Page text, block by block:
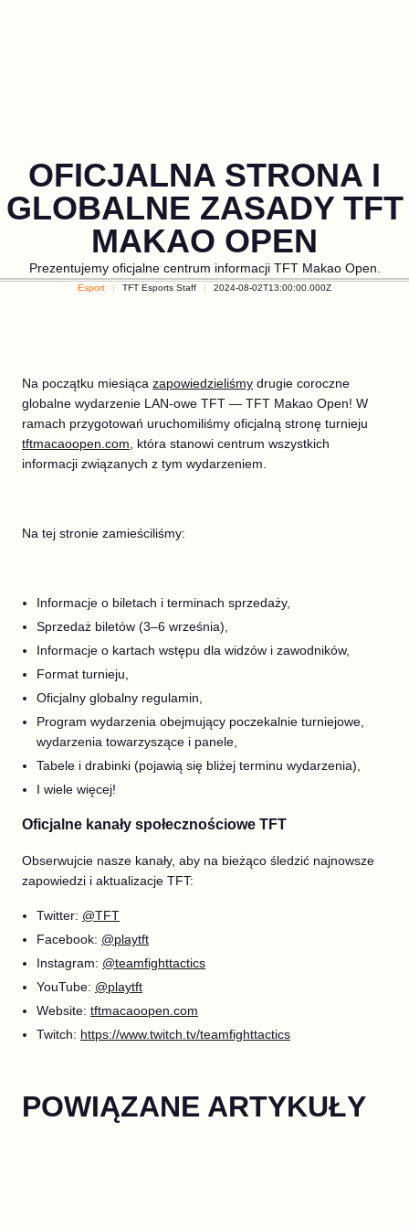
OFICJALNA STRONA I
GLOBALNE ZASADY TFT
MAKAO OPEN
Prezentujemy oficjalne centrum informacji TFT Makao Open.
Esport TFT Esports Staff 2024-08-02T13:00:00.000Z
Na początku miesiąca zapowiedzieliśmy drugie coroczne
globalne wydarzenie LAN-owe TFT — TFT Makao Open! W
ramach przygotowań uruchomiliśmy oficjalną stronę turnieju
tftmacaoopen.com , która stanowi centrum wszystkich
informacji związanych z tym wydarzeniem.
Na tej stronie zamieściliśmy:
Informacje o biletach i terminach sprzedaży,
Sprzedaż biletów (3–6 września),
Informacje o kartach wstępu dla widzów i zawodników,
Format turnieju,
Oficjalny globalny regulamin,
Program wydarzenia obejmujący poczekalnie turniejowe,
wydarzenia towarzyszące i panele,
Tabele i drabinki (pojawią się bliżej terminu wydarzenia),
I wiele więcej!
Oficjalne kanały społecznościowe TFT
Obserwujcie nasze kanały, aby na bieżąco śledzić najnowsze
zapowiedzi i aktualizacje TFT:
Twitter: @TFT
Facebook: @playtft
Instagram: @teamfighttactics
YouTube: @playtft
Website: tftmacaoopen.com
Twitch: https://www.twitch.tv/teamfighttactics
POWIĄZANE ARTYKUŁY